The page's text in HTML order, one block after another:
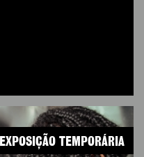
EXPOSIÇÃO TEMPORÁRIA